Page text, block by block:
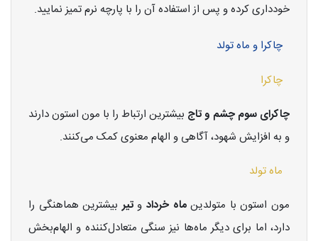
خودداری کرده و پس از استفاده آن را با پارچه نرم تمیز نمایید.
چاکرا و ماه تولد
چاکرا
چاکرای سوم چشم و تاج بیشترین ارتباط را با مون استون دارند
و به افزایش شهود، آگاهی و الهام معنوی کمک می‌کنند.
ماه تولد
مون استون با متولدینماه خردادوتیربیشترین هماهنگی را
دارد، اما برای دیگر ماه‌ها نیز سنگی متعادل‌کننده و الهام‌بخش